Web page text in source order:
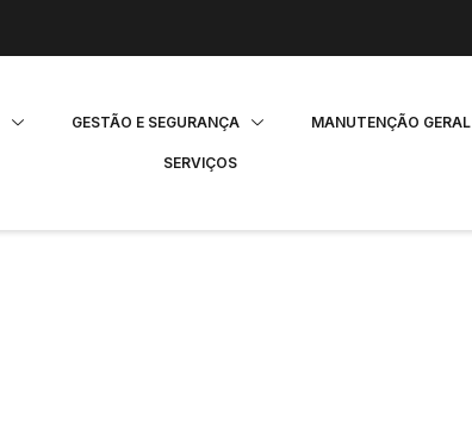
GESTÃO E SEGURANÇA MANUTENÇÃO GERAL
SERVIÇOS